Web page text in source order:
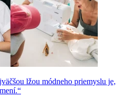
lžou módneho priemyslu je,